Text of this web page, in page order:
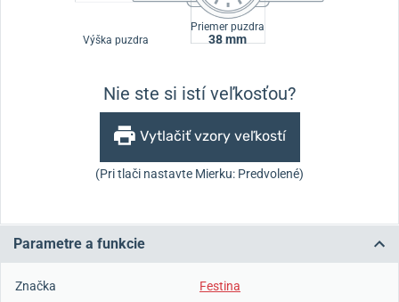
Výška puzdra
Priemer puzdra
38 mm
Nie ste si istí veľkosťou?
Vytlačiť vzory veľkostí
(Pri tlači nastavte Mierku: Predvolené)
Parametre a funkcie
Značka
Festina